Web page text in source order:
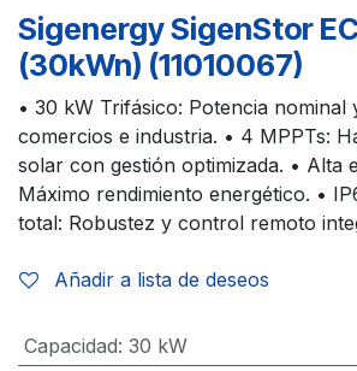
Sigenergy SigenStor
(30kWn) (11010067)
• 30 kW Trifásico: Potencia nominal
comercios e industria. • 4 MPPTs:
solar con gestión optimizada. • Alta
Máximo rendimiento energético. •
total: Robustez y control remoto
Añadir a lista de deseos
Capacidad: 30 kW